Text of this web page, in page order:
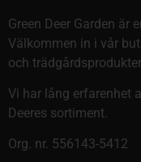
Green Deer Garden är
Välkommen in i vår
och trädgårdsprodukter.
Vi har lång erfarenhet
Deeres sortiment.
Org. nr. 556143-5412